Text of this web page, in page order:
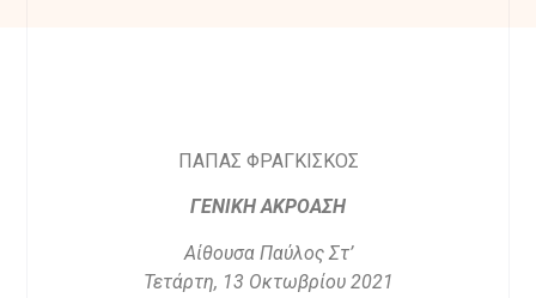
ΠΑΠΑΣ ΦΡΑΓΚΙΣΚΟΣ
ΓΕΝΙΚΗ ΑΚΡΟΑΣΗ
Αίθουσα Παύλος Στ’
Τετάρτη, 13 Οκτωβρίου 2021